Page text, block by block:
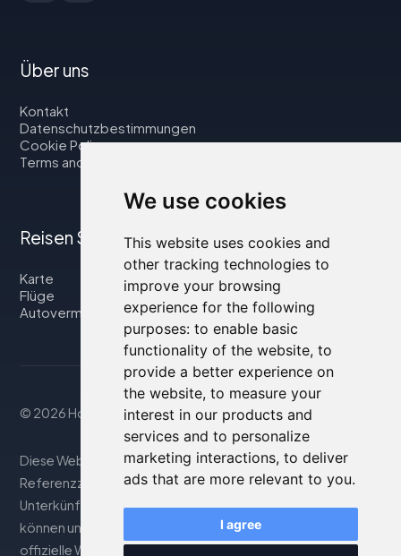
We use cookies
This website uses cookies and
other tracking technologies to
improve your browsing
experience for the following
purposes: to enable basic
functionality of the website, to
provide a better experience on
the website, to measure your
interest in our products and
services and to personalize
marketing interactions, to deliver
ads that are more relevant to you.
I agree
Über uns
Kontakt
Datenschutzbestimmungen
Cookie Policy
Terms and Conditions
Reisen Sie mit uns
Karte
Flüge
Autovermietung
© 2026 Housity.net
Diese Website bietet Informationen nur zu
Referenzzwecken und ist in keiner Weise mit den genannten
Unterkünften verbunden. Die angezeigten Informationen
können ungenau oder nicht aktuell sein; besuchen Sie die
offizielle Website für genaue Details. Buchungen werden